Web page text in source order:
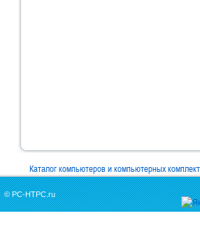
Каталог компьютеров и компьютерных
© PC-HTPC.ru